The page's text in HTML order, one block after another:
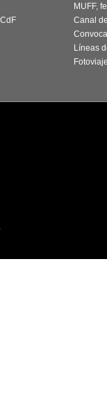
MUFF,
Canal
Líneas